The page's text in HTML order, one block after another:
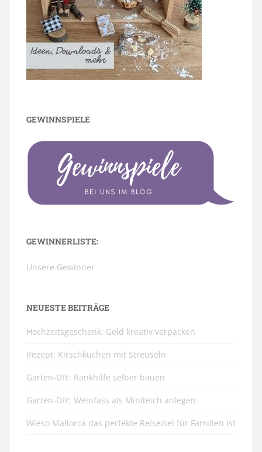
GEWINNSPIELE
GEWINNERLISTE:
Unsere Gewinner
NEUESTE BEITRÄGE
Hochzeitsgeschenk: Geld kreativ verpacken
Rezept: Kirschkuchen mit Streuseln
Garten-DIY: Rankhilfe selber bauen
Garten-DIY: Weinfass als Miniteich anlegen
Wieso Mallorca das perfekte Reiseziel für Familien ist